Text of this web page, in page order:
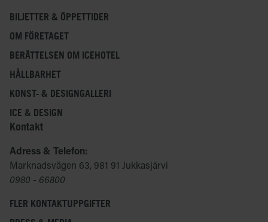
BILJETTER & ÖPPETTIDER
OM FÖRETAGET
BERÄTTELSEN OM ICEHOTEL
HÅLLBARHET
KONST- & DESIGNGALLERI
ICE & DESIGN
Kontakt
Adress & Telefon:
Marknadsvägen 63, 981 91 Jukkasjärvi
0980 - 66800
FLER KONTAKTUPPGIFTER